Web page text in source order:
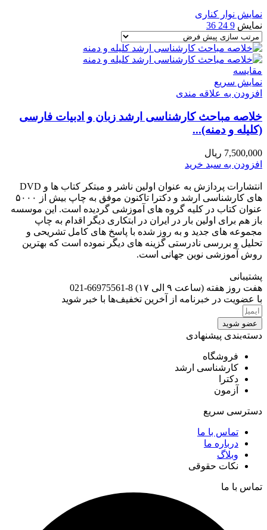
نمایش نوار کناری
نمایش 9
24
36
مقايسه
نمایش سریع
افزودن به علاقه مندی
خلاصه مباحث کارشناسی ارشد زبان و ادبیات فارسی
(کلیله و دمنه)...
7,500,000 ریال
افزودن به سبد خرید
انتشارات پردازش به عنوان اولین ناشر و مبتکر کتاب ها و DVD
های کارشناسی ارشد و دکترا تاکنون موفق به چاپ بیش از ۵۰۰۰
عنوان کتاب در کلیه گروه های آموزشی گردیده است. این موسسه
باز هم برای اولین بار در ایران در ابتکاری دیگر اقدام به چاپ
مجموعه های جدید و به روز شده با پاسخ های کامل تشریحی و
تحلیل و بررسی نادرستی گزینه های دیگر نموده است که بهترین
روش آموزشی نوین جهانی است.
پشتیبانی
هفت روز هفته (ساعت ۹ الی ۱۷) 8-66975561-021
با عضویت در خبرنامه از آخرین تخفیف‌ها با خبر شوید
عضو شوید
دسته‌بندی پیشنهادی
فروشگاه
کارشناسی ارشد
دکترا
آزمون
دسترسی سریع
تماس با ما
درباره ما
وبلاگ
نکات حقوقی
تماس با ما